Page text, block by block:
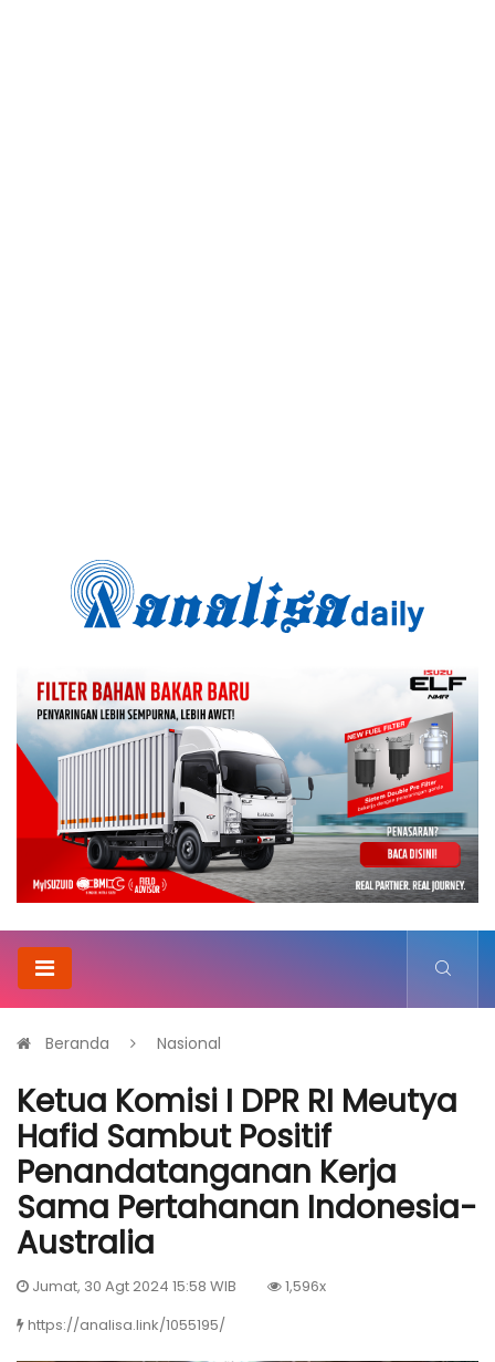
Beranda Nasional
Ketua Komisi I DPR RI Meutya
Hafid Sambut Positif
Penandatanganan Kerja
Sama Pertahanan Indonesia-
Australia
Jumat, 30 Agt 2024 15:58 WIB
1,596x
https://analisa.link/1055195/